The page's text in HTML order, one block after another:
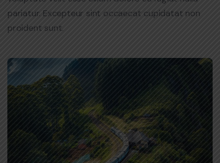
pariatur. Excepteur sint occaecat cupidatat non
proident sunt.